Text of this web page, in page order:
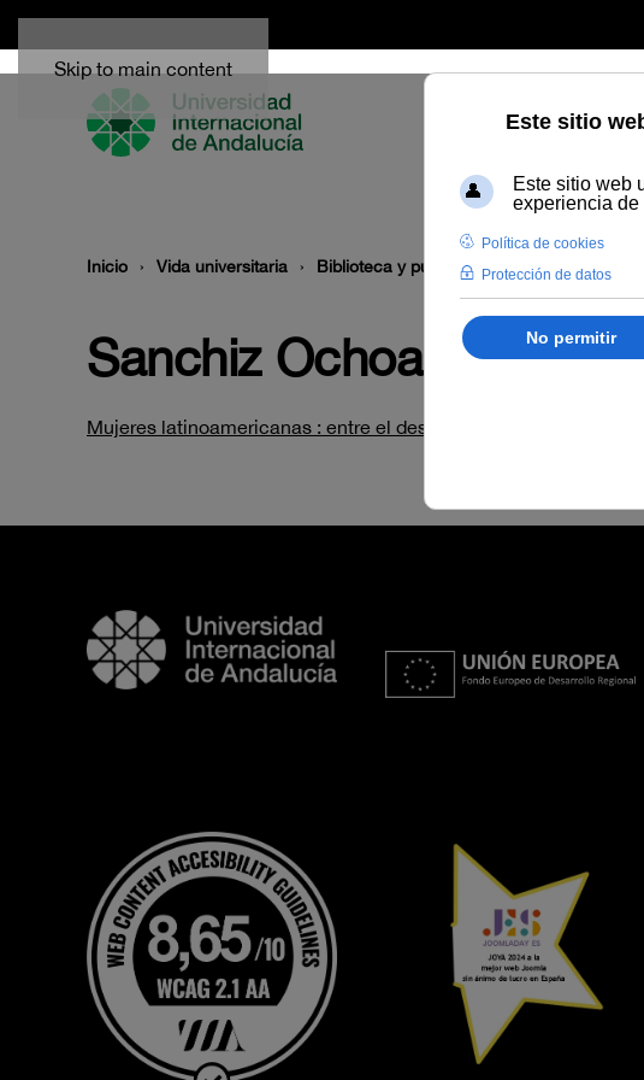
Skip to main content
Inicio Vida universitaria Biblioteca y publicaciones Publicaciones
Sanchiz Ochoa, Pilar
Mujeres latinoamericanas : entre el desarrollo y la supervivencia